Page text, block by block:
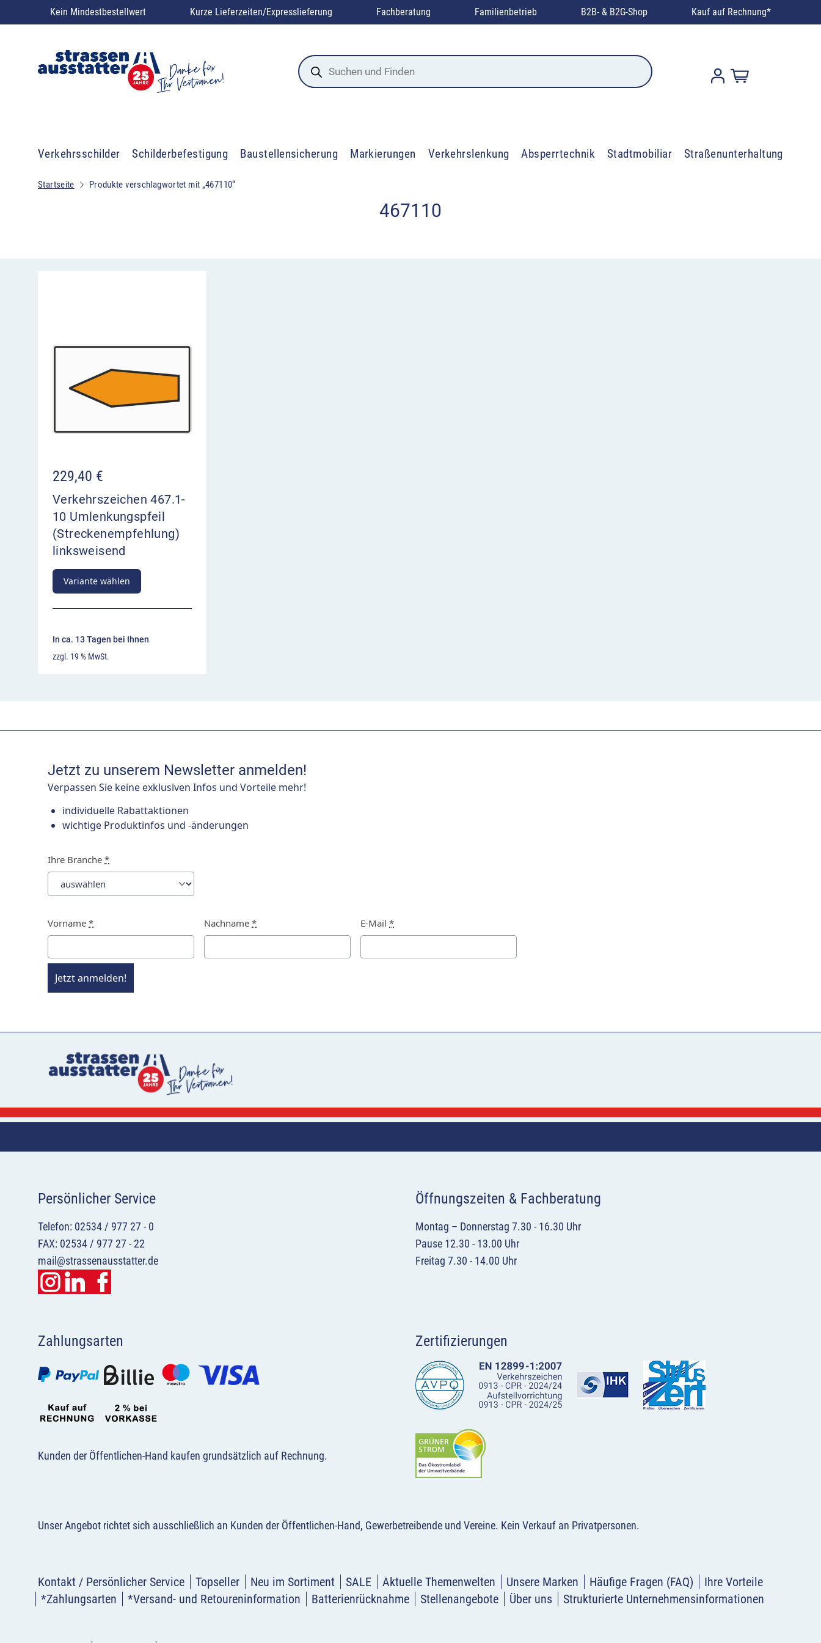
Kein Mindestbestellwert Kurze Lieferzeiten/Expresslieferung Fachberatung Familienbetrieb B2B- & B2G-Shop Kauf auf Rechnung*
Products
search
Verkehrsschilder Schilderbefestigung Baustellensicherung Markierungen Verkehrslenkung Absperrtechnik Stadtmobiliar Straßenunterhaltung
Startseite Produkte verschlagwortet mit „467110“
467110
229,40 €
Verkehrszeichen 467.1-
10 Umlenkungspfeil
(Streckenempfehlung)
linksweisend
Variante wählen
In ca. 13 Tagen bei Ihnen
zzgl. 19 % MwSt.
Jetzt zu unserem Newsletter anmelden!
Verpassen Sie keine exklusiven Infos und Vorteile mehr!
individuelle Rabattaktionen
wichtige Produktinfos und -änderungen
Ihre Branche *
Vorname * Nachname * E-Mail *
Jetzt anmelden!
Persönlicher Service
Telefon: 02534 / 977 27 - 0
FAX: 02534 / 977 27 - 22
mail@strassenausstatter.de
Öffnungszeiten & Fachberatung
Montag – Donnerstag 7.30 - 16.30 Uhr
Pause 12.30 - 13.00 Uhr
Freitag 7.30 - 14.00 Uhr
Zahlungsarten
Kunden der Öffentlichen-Hand kaufen grundsätzlich auf Rechnung.
Zertifizierungen
Unser Angebot richtet sich ausschließlich an Kunden der Öffentlichen-Hand, Gewerbetreibende und Vereine. Kein Verkauf an Privatpersonen.
Kontakt / Persönlicher Service Topseller Neu im Sortiment SALE Aktuelle Themenwelten Unsere Marken Häufige Fragen (FAQ)
Ihre Vorteile
*Zahlungsarten
*Versand- und Retoureninformation Batterienrücknahme Stellenangebote Über uns Strukturierte Unternehmensinformationen